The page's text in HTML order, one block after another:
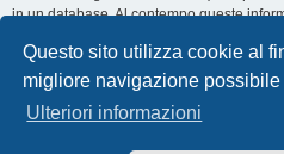
Questo sito utilizza cookie al
migliore navigazione possibile
Ulteriori informazioni
in un database. Al contempo queste
nessuno senza il tuo consenso, né
ritenersi responsabili per qualsiasi
compromettere queste informazioni.